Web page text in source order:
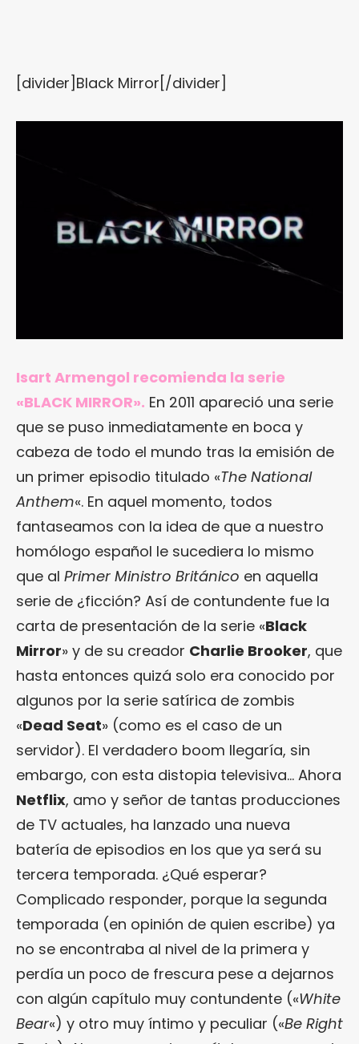
[divider]Black Mirror[/divider]
Isart Armengol recomienda la serie
«BLACK MIRROR». En 2011 apareció una serie
que se puso inmediatamente en boca y
cabeza de todo el mundo tras la emisión de
un primer episodio titulado «The National
Anthem«. En aquel momento, todos
fantaseamos con la idea de que a nuestro
homólogo español le sucediera lo mismo
que al Primer Ministro Británico en aquella
serie de ¿ficción? Así de contundente fue la
carta de presentación de la serie «Black
Mirror» y de su creador Charlie Brooker, que
hasta entonces quizá solo era conocido por
algunos por la serie satírica de zombis
«Dead Seat» (como es el caso de un
servidor). El verdadero boom llegaría, sin
embargo, con esta distopia televisiva… Ahora
Netflix, amo y señor de tantas producciones
de TV actuales, ha lanzado una nueva
batería de episodios en los que ya será su
tercera temporada. ¿Qué esperar?
Complicado responder, porque la segunda
temporada (en opinión de quien escribe) ya
no se encontraba al nivel de la primera y
perdía un poco de frescura pese a dejarnos
con algún capítulo muy contundente («White
Bear«) y otro muy íntimo y peculiar («Be Right